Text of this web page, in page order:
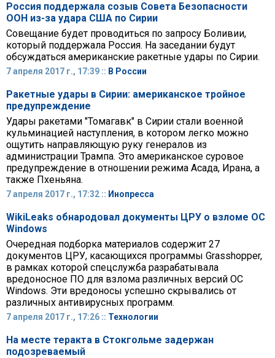
Россия поддержала созыв Совета Безопасности
ООН из-за удара США по Сирии
Совещание будет проводиться по запросу Боливии,
который поддержала Россия. На заседании будут
обсуждаться американские ракетные удары по Сирии.
7 апреля 2017 г., 17:39 :: В России
Ракетные удары в Сирии: американское тройное
предупреждение
Удары ракетами "Томагавк" в Сирии стали военной
кульминацией наступления, в котором легко можно
ощутить направляющую руку генералов из
администрации Трампа. Это американское суровое
предупреждение в отношении режима Асада, Ирана, а
также Пхеньяна.
7 апреля 2017 г., 17:32 :: Инопресса
WikiLeaks обнародовал документы ЦРУ о взломе OC
Windows
Очередная подборка материалов содержит 27
документов ЦРУ, касающихся программы Grasshopper,
в рамках которой спецслужба разрабатывала
вредоносное ПО для взлома различных версий OC
Windows. Эти вредоносы успешно скрывались от
различных антивирусных программ.
7 апреля 2017 г., 17:26 :: Технологии
На месте теракта в Стокгольме задержан
подозреваемый